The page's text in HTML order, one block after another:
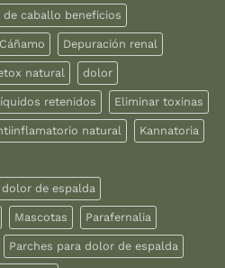
de caballo beneficios
Cáñamo Depuración renal
natural dolor
retenidos Eliminar toxinas
natural Kannatoria
de espalda
Mascotas Parafernalia
Parches para dolor de espalda